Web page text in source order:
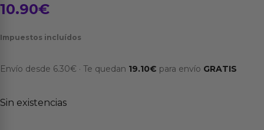
10.90€
Impuestos incluídos
Envío desde 6.30€ · Te quedan 19.10€ para envío GRATIS
Sin existencias